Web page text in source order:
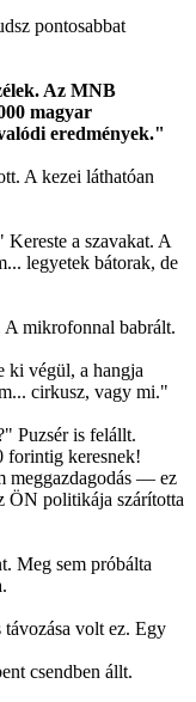
pontosabbat
Az MNB
magyar
eredmények."
A kezei láthatóan
Kereste a szavakat. A
legyetek bátorak, de
A mikrofonnal babrált.
végül, a hangja
cirkusz, vagy mi."
Puzsér is felállt.
forintig keresnek!
meggazdagodás — ez
politikája szárította
Meg sem próbálta
volt ez. Egy
csendben állt.